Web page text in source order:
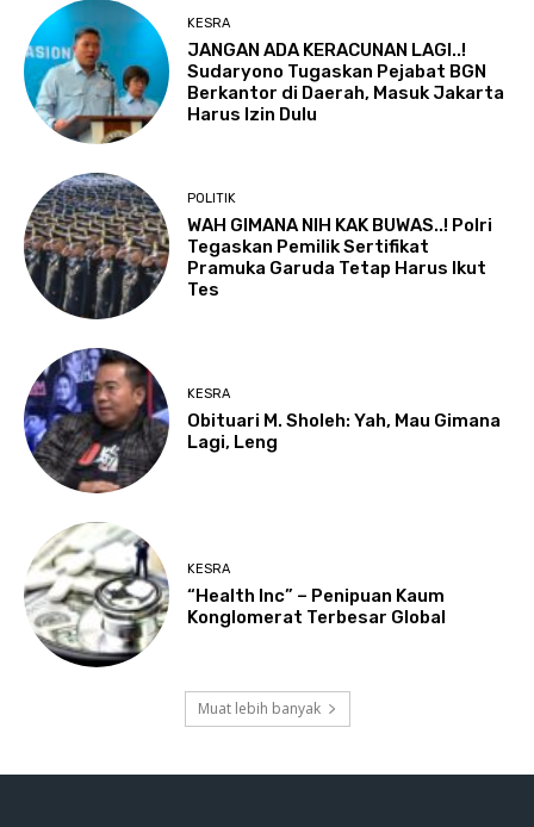
KESRA
JANGAN ADA KERACUNAN LAGI..!
Sudaryono Tugaskan Pejabat BGN
Berkantor di Daerah, Masuk Jakarta
Harus Izin Dulu
POLITIK
WAH GIMANA NIH KAK BUWAS..! Polri
Tegaskan Pemilik Sertifikat
Pramuka Garuda Tetap Harus Ikut
Tes
KESRA
Obituari M. Sholeh: Yah, Mau Gimana
Lagi, Leng
KESRA
“Health Inc” – Penipuan Kaum
Konglomerat Terbesar Global
Muat lebih banyak